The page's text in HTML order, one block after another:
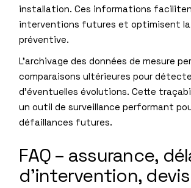
installation. Ces informations
interventions futures et optimisent
préventive.
L’archivage des données de mesure
comparaisons ultérieures pour
d’éventuelles évolutions. Cette
un outil de surveillance performant
défaillances futures.
FAQ – assurance,
d’intervention, devis